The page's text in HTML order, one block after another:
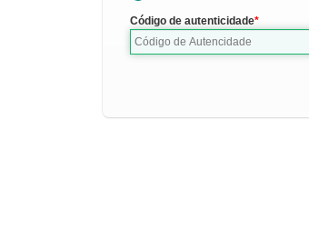
Código de autenticidade